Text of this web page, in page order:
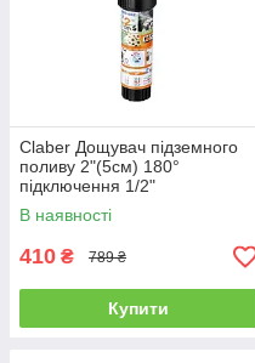
Claber Дощувач підземного
поливу 2"(5см) 180°
підключення 1/2"
В наявності
410 ₴ 789 ₴
Купити